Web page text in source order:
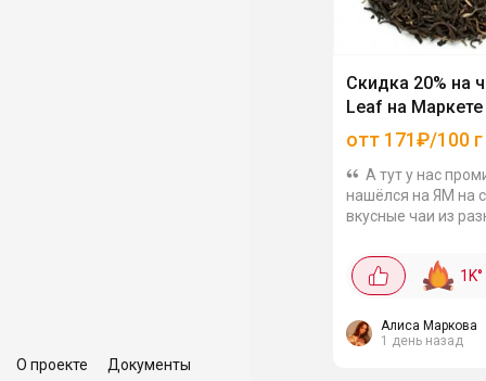
О проекте Документы
Скидка 20% на
Leaf на Маркете
отт 171₽/100 г
А тут у нас
нашёлся на ЯМ на
вкусные чаи из
афиширует! Урожай 2025
года, свежие
насыщенные
Молочный улун,...
1K°
Алиса Маркова
1 день назад